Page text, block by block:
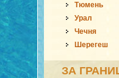
Тюмень
Урал
Чечня
Шерегеш
ЗА